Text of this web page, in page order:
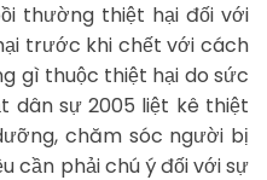
thường thiệt hại đối với
trước khi chết với cách
gì thuộc thiệt hại do sức
dân sự 2005 liệt kê thiệt
chăm sóc người bị
cần phải chú ý đối với sự